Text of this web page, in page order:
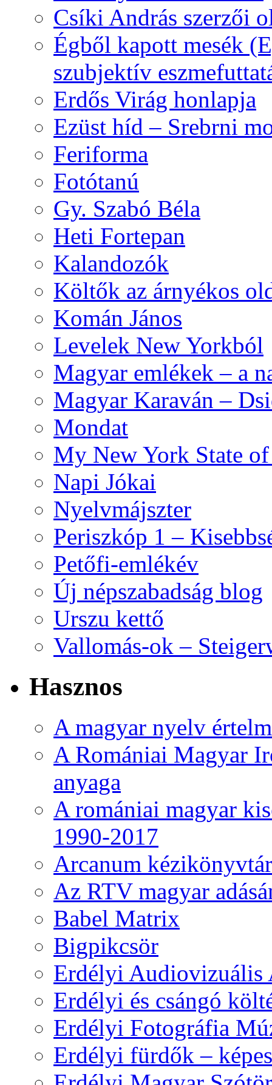
Csíki András szerzői
Égből kapott mesék
szubjektív
Erdős Virág honlapja
Ezüst híd – Srebrni
Feriforma
Fotótanú
Gy. Szabó Béla
Heti Fortepan
Kalandozók
Költők az árnyékos
Komán János
Levelek New Yorkból
Magyar emlékek – a
Magyar Karaván –
Mondat
My New York State
Napi Jókai
Nyelvmájszter
Periszkóp 1 –
Petőfi-emlékév
Új népszabadság blog
Urszu kettő
Vallomás-ok –
Hasznos
A magyar nyelv
A Romániai Magyar
anyaga
A romániai magyar
1990-2017
Arcanum kézikönyvtár
Az RTV magyar
Babel Matrix
Bigpikcsör
Erdélyi Audiovizuális
Erdélyi és csángó
Erdélyi Fotográfia
Erdélyi fürdők –